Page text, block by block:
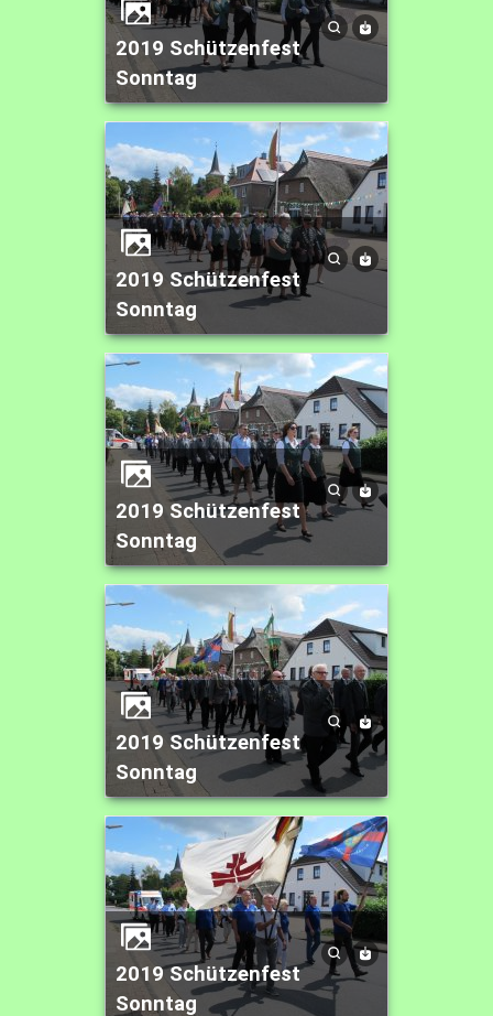
2019 Schützenfest
Sonntag
2019 Schützenfest
Sonntag
2019 Schützenfest
Sonntag
2019 Schützenfest
Sonntag
2019 Schützenfest
Sonntag